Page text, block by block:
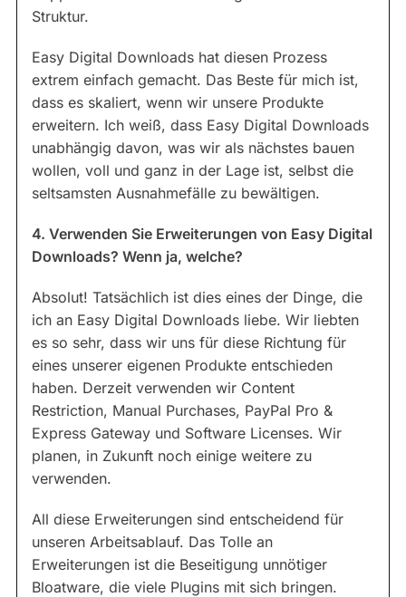
Struktur.
Easy Digital Downloads hat diesen Prozess
extrem einfach gemacht. Das Beste für mich ist,
dass es skaliert, wenn wir unsere Produkte
erweitern. Ich weiß, dass Easy Digital Downloads
unabhängig davon, was wir als nächstes bauen
wollen, voll und ganz in der Lage ist, selbst die
seltsamsten Ausnahmefälle zu bewältigen.
4. Verwenden Sie Erweiterungen von Easy Digital
Downloads? Wenn ja, welche?
Absolut! Tatsächlich ist dies eines der Dinge, die
ich an Easy Digital Downloads liebe. Wir liebten
es so sehr, dass wir uns für diese Richtung für
eines unserer eigenen Produkte entschieden
haben. Derzeit verwenden wir Content
Restriction, Manual Purchases, PayPal Pro &
Express Gateway und Software Licenses. Wir
planen, in Zukunft noch einige weitere zu
verwenden.
All diese Erweiterungen sind entscheidend für
unseren Arbeitsablauf. Das Tolle an
Erweiterungen ist die Beseitigung unnötiger
Bloatware, die viele Plugins mit sich bringen.